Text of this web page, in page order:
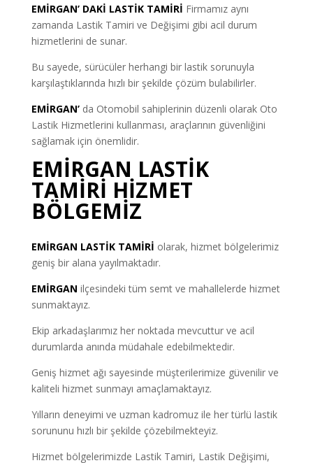
EMİRGAN’ DAKİ LASTİK TAMİRİ Firmamız aynı
zamanda Lastik Tamiri ve Değişimi gibi acil durum
hizmetlerini de sunar.
Bu sayede, sürücüler herhangi bir lastik sorunuyla
karşılaştıklarında hızlı bir şekilde çözüm bulabilirler.
EMİRGAN’da Otomobil sahiplerinin düzenli olarak Oto
Lastik Hizmetlerini kullanması, araçlarının güvenliğini
sağlamak için önemlidir.
EMİRGAN LASTİK
TAMİRİ HİZMET
BÖLGEMİZ
EMİRGAN LASTİK TAMİRİ olarak, hizmet bölgelerimiz
geniş bir alana yayılmaktadır.
EMİRGAN ilçesindeki tüm semt ve mahallelerde hizmet
sunmaktayız.
Ekip arkadaşlarımız her noktada mevcuttur ve acil
durumlarda anında müdahale edebilmektedir.
Geniş hizmet ağı sayesinde müşterilerimize güvenilir ve
kaliteli hizmet sunmayı amaçlamaktayız.
Yılların deneyimi ve uzman kadromuz ile her türlü lastik
sorununu hızlı bir şekilde çözebilmekteyiz.
Hizmet bölgelerimizde Lastik Tamiri, Lastik Değişimi,